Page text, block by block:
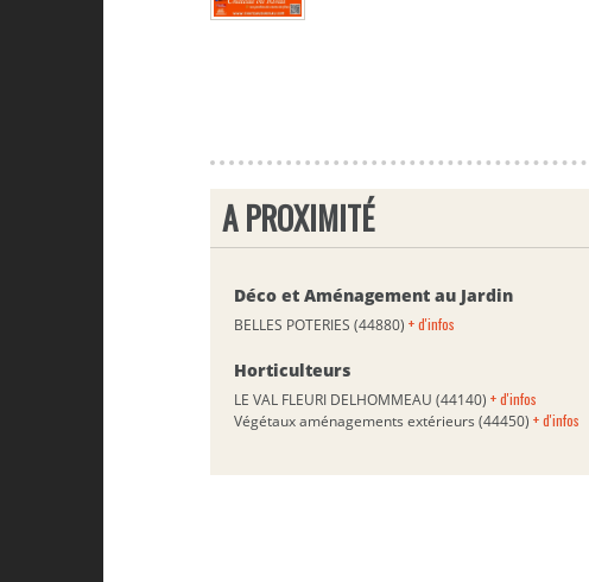
A PROXIMITÉ
Déco et Aménagement au Jardin
BELLES POTERIES (44880) + d'infos
Horticulteurs
LE VAL FLEURI DELHOMMEAU (44140) + d'infos
Végétaux aménagements extérieurs (44450) + d'infos